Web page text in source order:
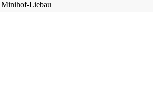
Minihof-Liebau